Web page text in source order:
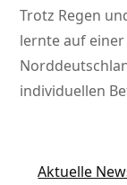
Trotz Regen
lernte auf
individuellen
Aktuelle